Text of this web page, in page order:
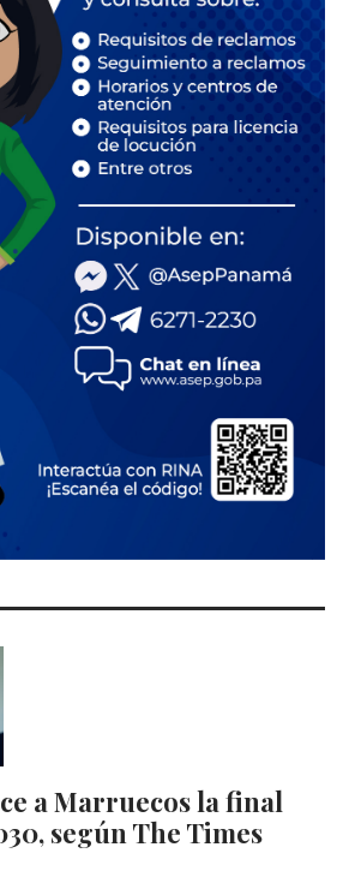
a Marruecos la final
según The Times